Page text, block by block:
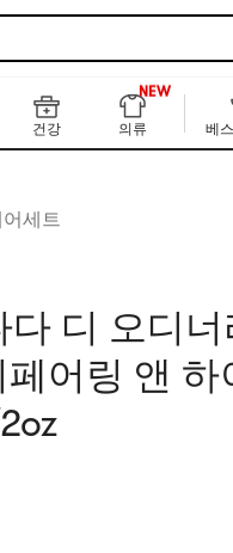
건강 의류
NEW
999+
베
세트
다 디 오디
어링 앤 하